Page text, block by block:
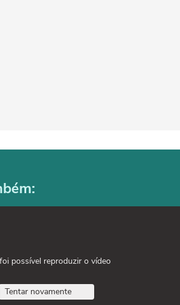
possível reproduzir o vídeo
Tentar novamente